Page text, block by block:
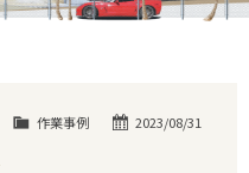
公式ブログ
2023/08/31
作業事例